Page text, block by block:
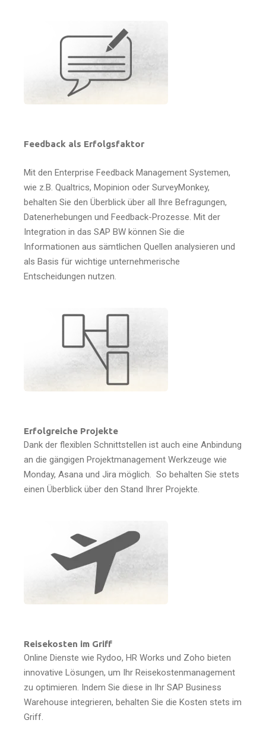
Feedback als Erfolgsfaktor
Mit den Enterprise Feedback Management Systemen,
wie z.B. Qualtrics, Mopinion oder SurveyMonkey,
behalten Sie den Überblick über all Ihre Befragungen,
Datenerhebungen und Feedback-Prozesse. Mit der
Integration in das SAP BW können Sie die
Informationen aus sämtlichen Quellen analysieren und
als Basis für wichtige unternehmerische
Entscheidungen nutzen.
Erfolgreiche Projekte
Dank der flexiblen Schnittstellen ist auch eine Anbindung
an die gängigen Projektmanagement Werkzeuge wie
Monday, Asana und Jira möglich. So behalten Sie stets
einen Überblick über den Stand Ihrer Projekte.
Reisekosten im Griff
Online Dienste wie Rydoo, HR Works und Zoho bieten
innovative Lösungen, um Ihr Reisekostenmanagement
zu optimieren. Indem Sie diese in Ihr SAP Business
Warehouse integrieren, behalten Sie die Kosten stets im
Griff.